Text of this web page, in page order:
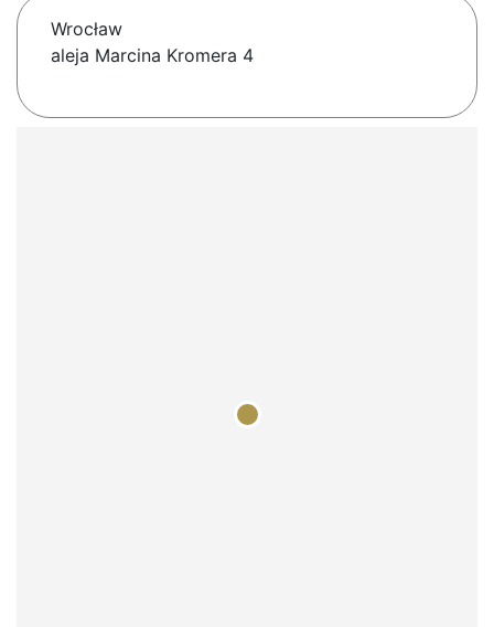
Wrocław
aleja Marcina Kromera 4